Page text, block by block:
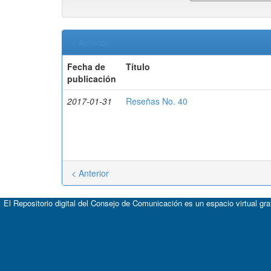
Fecha de
publicación
Título
2017-01-31 Reseñas No. 40
< Anterior
El Repositorio digital del Consejo de Comunicación es un espacio virtual